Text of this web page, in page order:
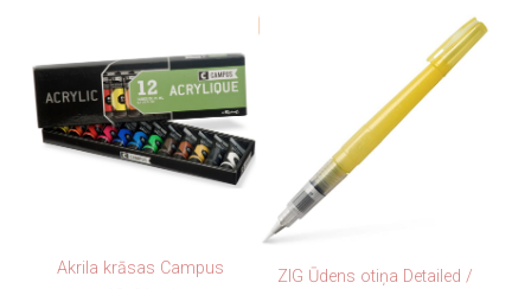
Akrila krāsas Campus
ZIG Ūdens otiņa Detailed /